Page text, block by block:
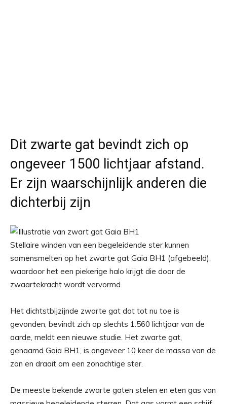
Dit zwarte gat bevindt zich op
ongeveer 1500 lichtjaar afstand.
Er zijn waarschijnlijk anderen die
dichterbij zijn
Stellaire winden van een begeleidende ster kunnen
samensmelten op het zwarte gat Gaia BH1 (afgebeeld),
waardoor het een piekerige halo krijgt die door de
zwaartekracht wordt vervormd.
Het dichtstbijzijnde zwarte gat dat tot nu toe is
gevonden, bevindt zich op slechts 1.560 lichtjaar van de
aarde, meldt een nieuwe studie. Het zwarte gat,
genaamd Gaia BH1, is ongeveer 10 keer de massa van de
zon en draait om een ​​zonachtige ster.
De meeste bekende zwarte gaten stelen en eten gas van